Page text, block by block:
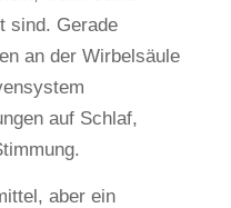
sind. Gerade
an der Wirbelsäule
auf Schlaf,
aber ein